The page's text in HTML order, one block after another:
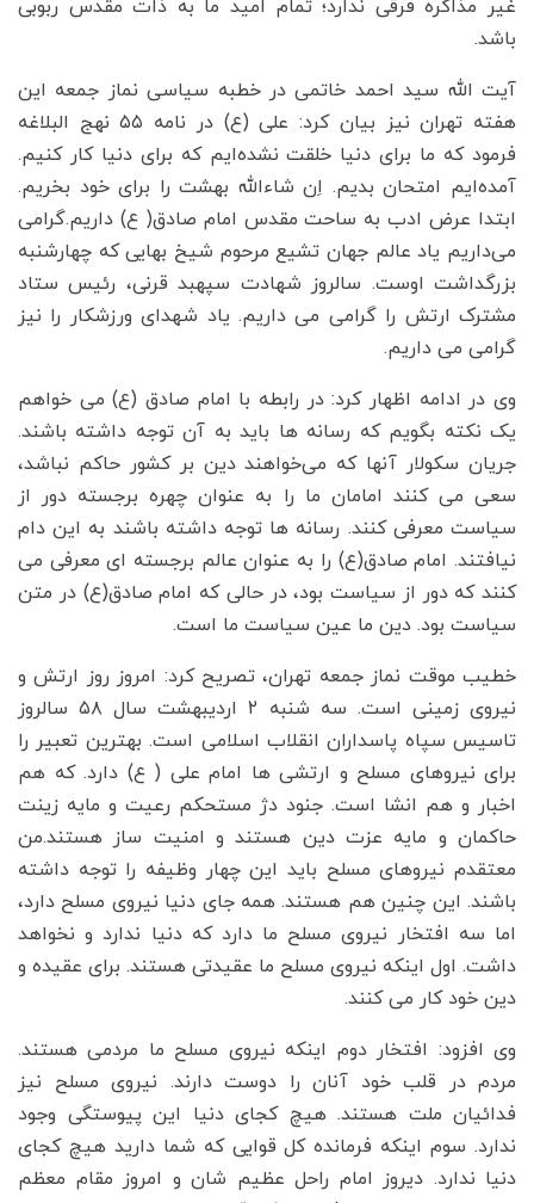
غیر مذاکره فرقی ندارد؛ تمام امید ما به ذات مقدس ربوبی
باشد.
آیت الله سید احمد خاتمی در خطبه سیاسی نماز جمعه این
هفته تهران نیز بیان کرد: علی (ع) در نامه ۵۵ نهج البلاغه
فرمود که ما برای دنیا خلقت نشده‌ایم که برای دنیا کار کنیم.
آمده‌ایم امتحان بدیم. اِن شاءالله بهشت را برای خود بخریم.
ابتدا عرض ادب به ساحت مقدس امام صادق( ع) داریم.گرامی
می‌داریم یاد عالم جهان تشیع مرحوم شیخ بهایی که چهارشنبه
بزرگداشت اوست. سالروز شهادت سپهبد قرنی، رئیس ستاد
مشترک ارتش را گرامی می داریم. یاد شهدای ورزشکار را نیز
گرامی می داریم.
وی در ادامه اظهار کرد: در رابطه با امام صادق (ع) می خواهم
یک نکته بگویم که رسانه ها باید به آن توجه داشته باشند.
جریان سکولار آنها که می‌خواهند دین بر کشور حاکم نباشد،
سعی می کنند امامان ما را به عنوان چهره برجسته دور از
سیاست معرفی کنند. رسانه ها توجه داشته باشند به این دام
نیافتند. امام صادق(ع) را به عنوان عالم برجسته ای معرفی می
کنند که دور از سیاست بود، در حالی که امام صادق(ع) در متن
سیاست بود. دین ما عین سیاست ما است.
خطیب موقت نماز جمعه تهران، تصریح کرد: امروز روز ارتش و
نیروی زمینی است. سه شنبه ۲ اردیبهشت سال ۵۸ سالروز
تاسیس سپاه پاسداران انقلاب اسلامی است. بهترین تعبیر را
برای نیروهای مسلح و ارتشی ها امام علی ( ع) دارد. که هم
اخبار و هم انشا است. جنود دژ مستحکم رعیت و مایه زینت
حاکمان و مایه عزت دین هستند و امنیت ساز هستند.من
معتقدم نیروهای مسلح باید این چهار وظیفه را توجه داشته
باشند. این چنین هم هستند. همه جای دنیا نیروی مسلح دارد،
اما سه افتخار نیروی مسلح ما دارد که دنیا ندارد و نخواهد
داشت. اول اینکه نیروی مسلح ما عقیدتی هستند. برای عقیده و
دین خود کار می کنند.
وی افزود: افتخار دوم اینکه نیروی مسلح ما مردمی هستند.
مردم در قلب خود آنان را دوست دارند. نیروی مسلح نیز
فدائیان ملت هستند. هیچ کجای دنیا این پیوستگی وجود
ندارد. سوم اینکه فرمانده کل قوایی که شما دارید هیچ کجای
دنیا ندارد. دیروز امام راحل عظیم شان و امروز مقام معظم